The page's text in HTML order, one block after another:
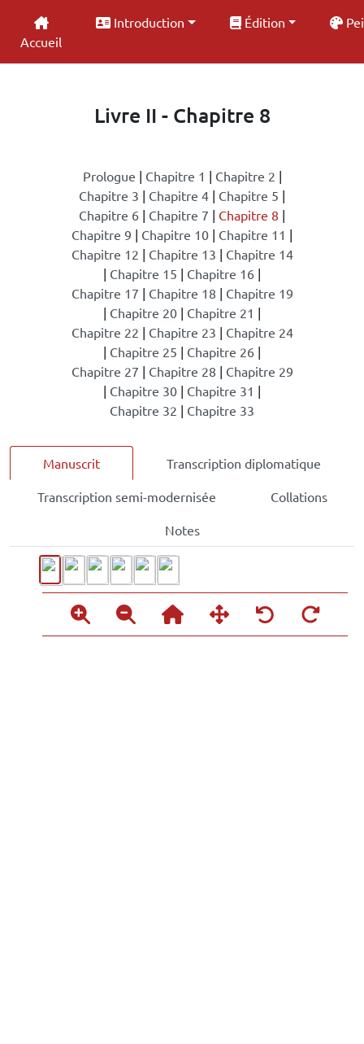
Accueil
Introduction Édition
Livre II - Chapitre 8
Prologue | Chapitre 1 | Chapitre 2 |
Chapitre 3 | Chapitre 4 | Chapitre 5 |
Chapitre 6 | Chapitre 7 | Chapitre 8 |
Chapitre 9 | Chapitre 10 | Chapitre 11 |
Chapitre 12 | Chapitre 13 | Chapitre 14
| Chapitre 15 | Chapitre 16 |
Chapitre 17 | Chapitre 18 | Chapitre 19
| Chapitre 20 | Chapitre 21 |
Chapitre 22 | Chapitre 23 | Chapitre 24
| Chapitre 25 | Chapitre 26 |
Chapitre 27 | Chapitre 28 | Chapitre 29
| Chapitre 30 | Chapitre 31 |
Chapitre 32 | Chapitre 33
Manuscrit Transcription diplomatique
Transcription semi-modernisée Collations
Notes